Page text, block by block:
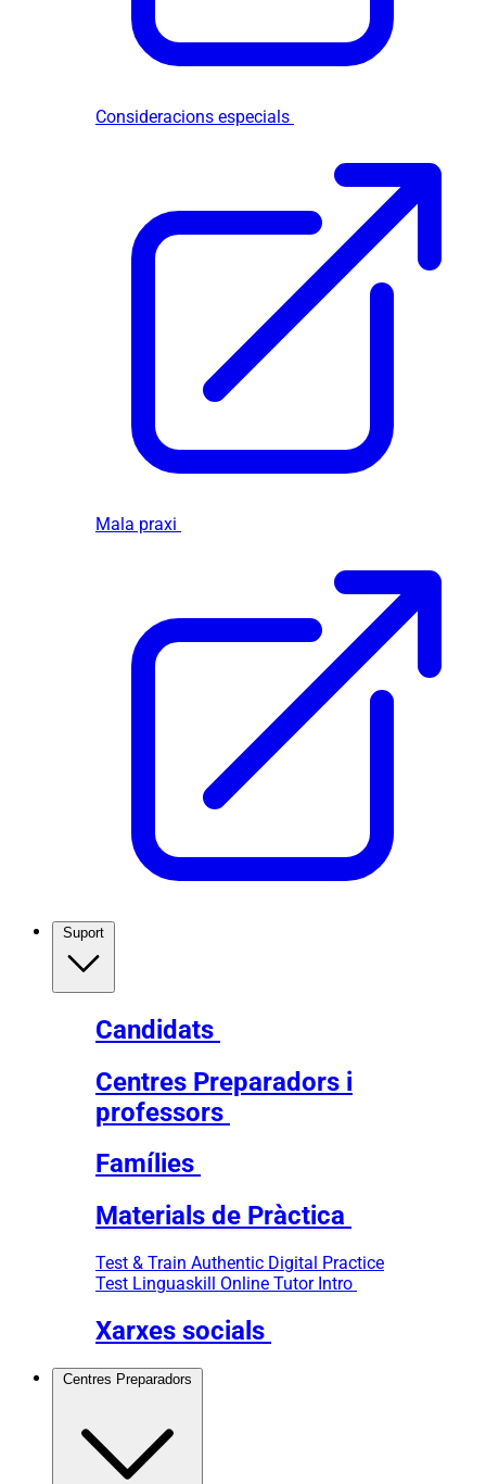
Consideracions especials
Mala praxi
Candidats
Centres Preparadors i
professors
Famílies
Materials de Pràctica
Test & Train Authentic Digital Practice
Test Linguaskill Online Tutor Intro
Xarxes socials